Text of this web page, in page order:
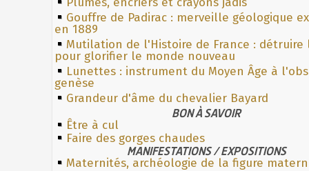
Gouffre de Padirac : merveille géologique
en 1889
Mutilation de l'Histoire de France : détruire
pour glorifier le monde nouveau
Lunettes : instrument du Moyen Âge à
genèse
Grandeur d'âme du chevalier Bayard
BON À SAVOIR
Être à cul
Faire des gorges chaudes
MANIFESTATIONS / EXPOSITIONS
Maternités, archéologie de la figure